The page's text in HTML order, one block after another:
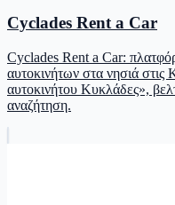
Cyclades Rent a Car
Cyclades Rent a Car:
αυτοκινήτων στα νησιά στις
αυτοκινήτου Κυκλάδες»,
αναζήτηση.